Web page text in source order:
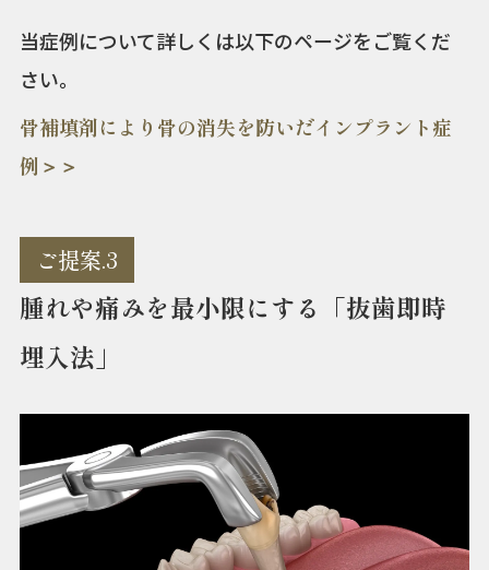
当症例について詳しくは以下のページをご覧くだ
さい。
骨補填剤により骨の消失を防いだインプラント症
例＞＞
ご提案.3
腫れや痛みを最小限にする「抜歯即時
埋入法」